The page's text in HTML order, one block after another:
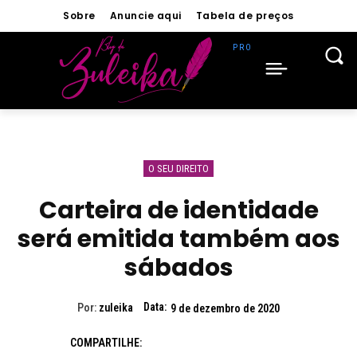
Sobre Anuncie aqui Tabela de preços
O SEU DIREITO
Carteira de identidade
será emitida também aos
sábados
Por: zuleika Data: 9 de dezembro de 2020
COMPARTILHE: